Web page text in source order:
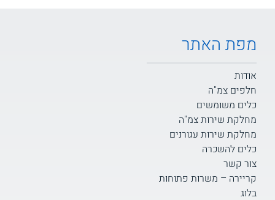
מפת האתר
אודות
חלפים צמ"ה
כלים משומשים
מחלקת שירות צמ"ה
מחלקת שירות עגורנים
כלים להשכרה
צור קשר
קריירה – משרות פתוחות
בלוג